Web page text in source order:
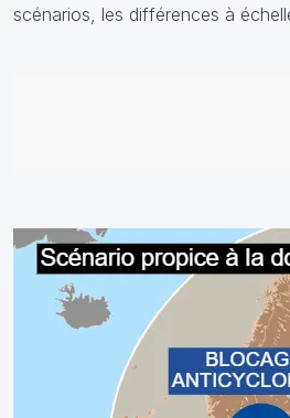
scénarios, les différences à